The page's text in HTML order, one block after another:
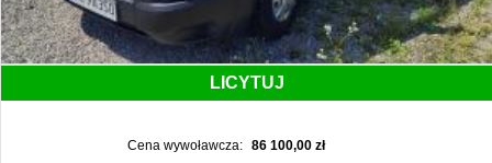
LICYTUJ
Cena wywoławcza: 86 100,00 zł